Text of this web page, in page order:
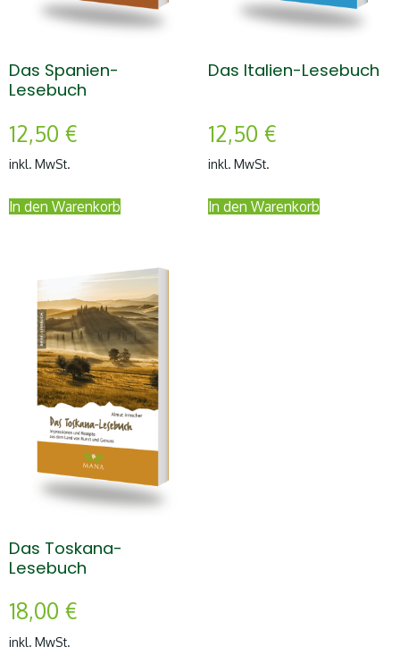
Das Spanien-
Lesebuch
12,50 €
inkl. MwSt.
In den Warenkorb
Das Italien-Lesebuch
12,50 €
inkl. MwSt.
In den Warenkorb
Das Toskana-
Lesebuch
18,00 €
inkl. MwSt.